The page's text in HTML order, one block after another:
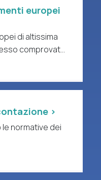
europei
di altissima
comprovati
>
normative dei